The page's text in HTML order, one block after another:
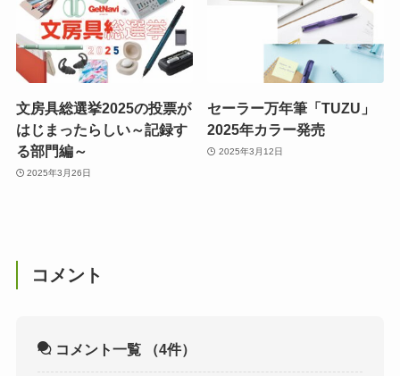
文房具総選挙2025の投票が
はじまったらしい～記録す
る部門編～
2025年3月26日
セーラー万年筆「TUZU」
2025年カラー発売
2025年3月12日
コメント
コメント一覧 （4件）